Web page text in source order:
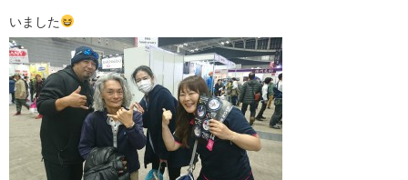
いました